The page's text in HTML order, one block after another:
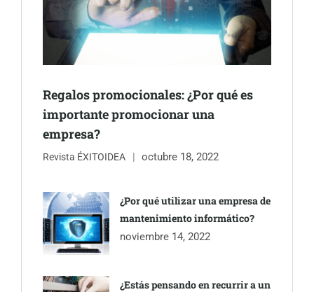
Regalos promocionales: ¿Por qué es
importante promocionar una
empresa?
Revista ÉXITOIDEA octubre 18, 2022
¿Por qué utilizar una empresa de
mantenimiento informático?
noviembre 14, 2022
¿Estás pensando en recurrir a un